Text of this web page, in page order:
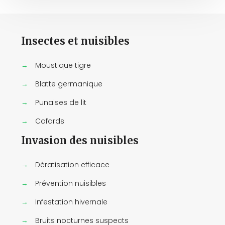
Insectes et nuisibles
→
Moustique tigre
→
Blatte germanique
→
Punaises de lit
→
Cafards
Invasion des nuisibles
→
Dératisation efficace
→
Prévention nuisibles
→
Infestation hivernale
→
Bruits nocturnes suspects